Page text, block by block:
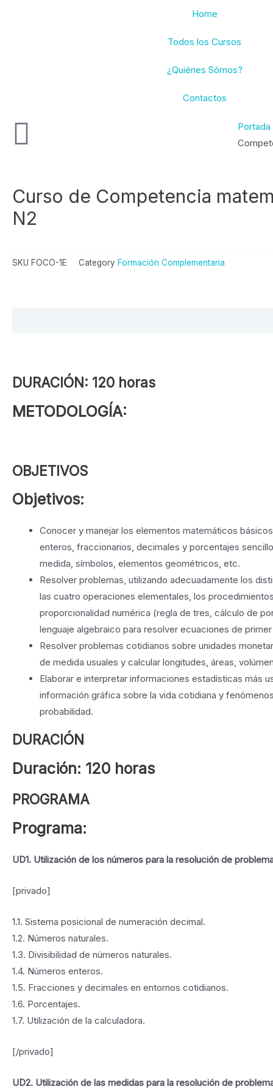
Home
Todos los Cursos
¿Quiénes Sómos?
Contactos
Portada
Curso de Competencia
N2
SKU FOCO-1E Category Formación Complementaria
DURACIÓN: 120 horas
METODOLOGÍA:
OBJETIVOS
Objetivos:
Conocer y manejar los elementos matemáticos
enteros, fraccionarios, decimales y porcentajes
medida, símbolos, elementos geométricos, etc.
Resolver problemas, utilizando adecuadamente los
las cuatro operaciones elementales, los
proporcionalidad numérica (regla de tres, cálculo de
lenguaje algebraico para resolver ecuaciones de
Resolver problemas cotidianos sobre unidades
de medida usuales y calcular longitudes, áreas,
Elaborar e interpretar informaciones estadísticas más
información gráfica sobre la vida cotidiana y
probabilidad.
DURACIÓN
Duración: 120 horas
PROGRAMA
Programa:
UD1. Utilización de los números para la resolución de
[privado]
1.1. Sistema posicional de numeración decimal.
1.2. Números naturales.
1.3. Divisibilidad de números naturales.
1.4. Números enteros.
1.5. Fracciones y decimales en entornos cotidianos.
1.6. Porcentajes.
1.7. Utilización de la calculadora.
[/privado]
UD2. Utilización de las medidas para la resolución de